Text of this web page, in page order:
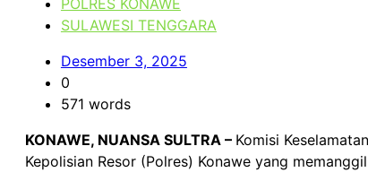
SULAWESI TENGGARA
Desember 3, 2025
0
571 words
KONAWE, NUANSA SULTRA – Komisi
Kepolisian Resor (Polres) Konawe yang